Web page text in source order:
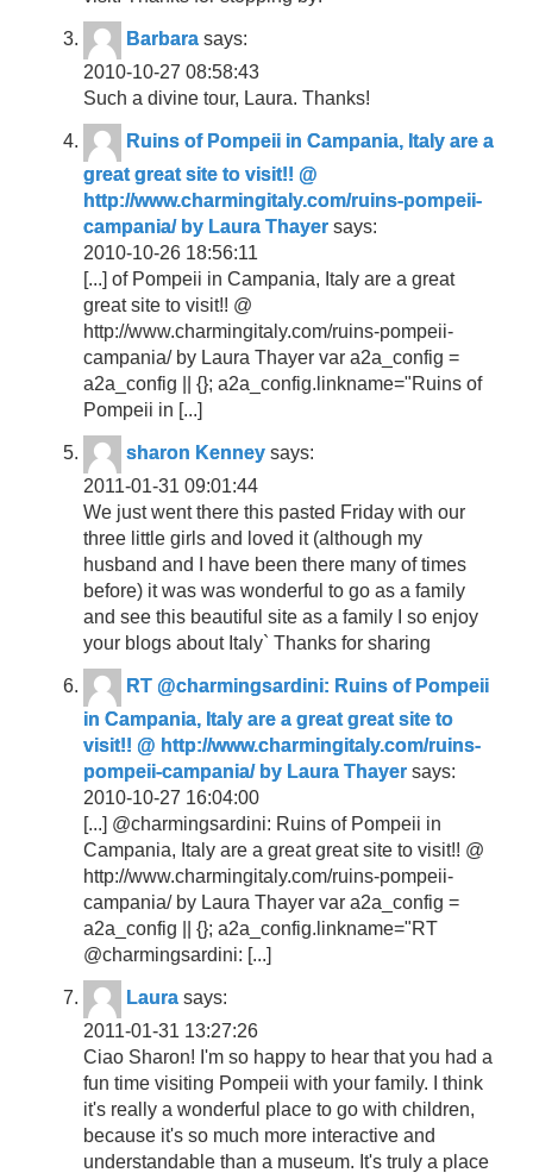
Barbara says:
2010-10-27 08:58:43
Such a divine tour, Laura. Thanks!
Ruins of Pompeii in Campania, Italy are a
great great site to visit!! @
http://www.charmingitaly.com/ruins-pompeii-
campania/ by Laura Thayer says:
2010-10-26 18:56:11
[...] of Pompeii in Campania, Italy are a great
great site to visit!! @
http://www.charmingitaly.com/ruins-pompeii-
campania/ by Laura Thayer var a2a_config =
a2a_config || {}; a2a_config.linkname="Ruins of
Pompeii in [...]
sharon Kenney says:
2011-01-31 09:01:44
We just went there this pasted Friday with our
three little girls and loved it (although my
husband and I have been there many of times
before) it was was wonderful to go as a family
and see this beautiful site as a family I so enjoy
your blogs about Italy` Thanks for sharing
RT @charmingsardini: Ruins of Pompeii
in Campania, Italy are a great great site to
visit!! @ http://www.charmingitaly.com/ruins-
pompeii-campania/ by Laura Thayer says:
2010-10-27 16:04:00
[...] @charmingsardini: Ruins of Pompeii in
Campania, Italy are a great great site to visit!! @
http://www.charmingitaly.com/ruins-pompeii-
campania/ by Laura Thayer var a2a_config =
a2a_config || {}; a2a_config.linkname="RT
@charmingsardini: [...]
Laura says:
2011-01-31 13:27:26
Ciao Sharon! I'm so happy to hear that you had a
fun time visiting Pompeii with your family. I think
it's really a wonderful place to go with children,
because it's so much more interactive and
understandable than a museum. It's truly a place